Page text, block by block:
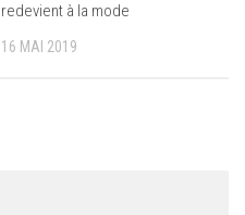
redevient à la mode
16 MAI 2019